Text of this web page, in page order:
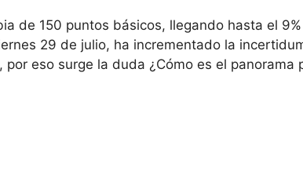
de 150 puntos básicos, llegando hasta el
29 de julio, ha incrementado la
eso surge la duda ¿Cómo es el panorama